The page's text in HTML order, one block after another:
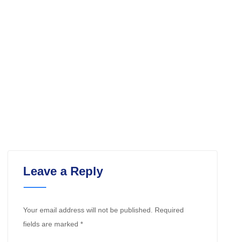
Leave a Reply
Your email address will not be published.
Required
fields are marked *